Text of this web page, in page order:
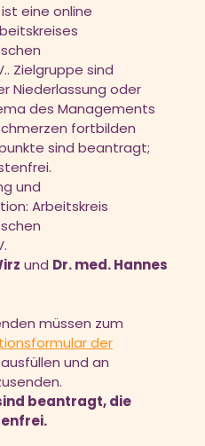
eine online
Zielgruppe sind
Niederlassung oder
des Managements
fortbilden
sind beantragt;
und
Arbeitskreis
und Dr. med. Hannes
müssen zum
der
ausfüllen und an
beantragt, die